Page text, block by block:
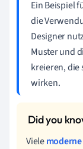
Ein Beispiel
die
Designer
Muster und
kreieren, die
wirken.
Vielemoderne